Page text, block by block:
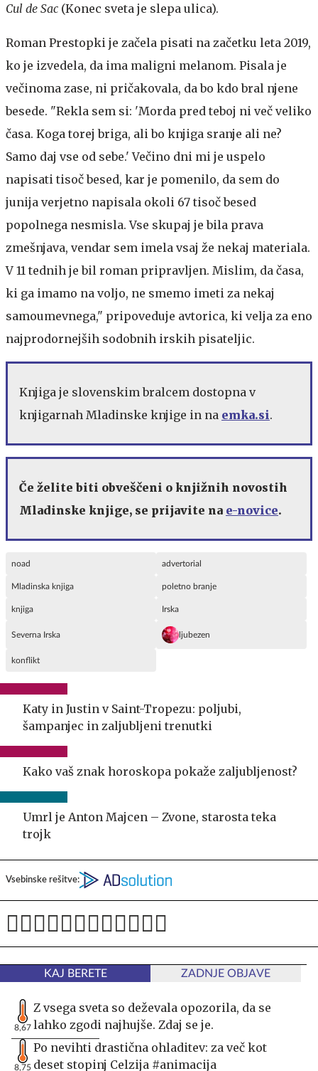
Cul de Sac (Konec sveta je slepa ulica).
Roman Prestopki je začela pisati na začetku leta 2019,
ko je izvedela, da ima maligni melanom. Pisala je
večinoma zase, ni pričakovala, da bo kdo bral njene
besede. "Rekla sem si: 'Morda pred teboj ni več veliko
časa. Koga torej briga, ali bo knjiga sranje ali ne?
Samo daj vse od sebe.' Večino dni mi je uspelo
napisati tisoč besed, kar je pomenilo, da sem do
junija verjetno napisala okoli 67 tisoč besed
popolnega nesmisla. Vse skupaj je bila prava
zmešnjava, vendar sem imela vsaj že nekaj materiala.
V 11 tednih je bil roman pripravljen. Mislim, da časa,
ki ga imamo na voljo, ne smemo imeti za nekaj
samoumevnega," pripoveduje avtorica, ki velja za eno
najprodornejših sodobnih irskih pisateljic.
Knjiga je slovenskim bralcem dostopna v
knjigarnah Mladinske knjige in na emka.si.
Če želite biti obveščeni o knjižnih novostih
Mladinske knjige, se prijavite na e-novice.
noad advertorial
Mladinska knjiga poletno branje
knjiga Irska
Severna Irska ljubezen
konflikt
Katy in Justin v Saint-Tropezu: poljubi,
šampanjec in zaljubljeni trenutki
Kako vaš znak horoskopa pokaže zaljubljenost?
Umrl je Anton Majcen – Zvone, starosta teka
trojk
Vsebinske rešitve:
KAJ BERETE ZADNJE OBJAVE
8,67
Z vsega sveta so deževala opozorila, da se
lahko zgodi najhujše. Zdaj se je.
8,75
Po nevihti drastična ohladitev: za več kot
deset stopinj Celzija #animacija